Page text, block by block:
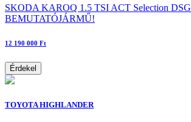
SKODA KAROQ 1.5 TSI ACT Selection DSG
BEMUTATÓJÁRMŰ!
12 190 000 Ft
Érdekel
TOYOTA HIGHLANDER